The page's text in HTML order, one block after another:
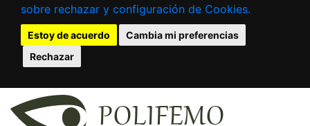
sobre rechazar y configuración de Cookies.
Estoy de acuerdo
Cambia mi preferencias
Rechazar